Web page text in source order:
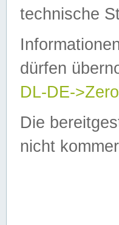
technische
dürfen
DL-DE-
Die
nicht